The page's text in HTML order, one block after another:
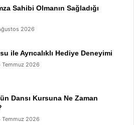
Sahibi Olmanın Sağladığı
2026
ile Ayrıcalıklı Hediye Deneyimi
Temmuz 2026
Dansı Kursuna Ne Zaman
Temmuz 2026